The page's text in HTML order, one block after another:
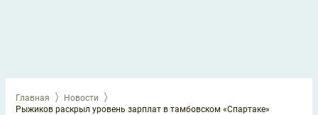
Главная
Новости
Рыжиков раскрыл уровень зарплат в тамбовском «Спартаке»